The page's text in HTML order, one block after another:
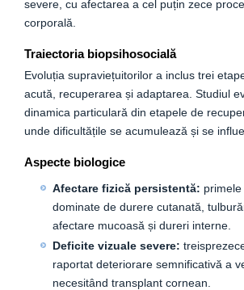
severe, cu afectarea a cel puțin zece
corporală.
Traiectoria biopsihosocială
Evoluția supraviețuitorilor a inclus trei
acută, recuperarea și adaptarea. Studiul
dinamica particulară din etapele de
unde dificultățile se acumulează și se
Aspecte biologice
Afectare fizică persistentă:
dominate de durere cutanată,
afectare mucoasă și dureri interne.
Deficite vizuale severe:
raportat deteriorare semnificativă a
necesitând transplant cornean.